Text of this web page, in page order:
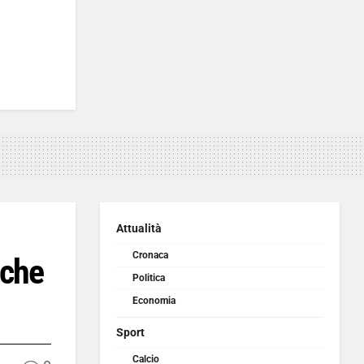
Attualità
Cronaca
Politica
Economia
Sport
Calcio